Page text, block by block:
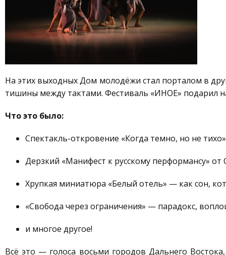
На этих выходных Дом молодёжи стал порталом в
тишины между тактами. Фестиваль «ИНОЕ» подарил
Что это было:
Спектакль-откровение «Когда темно, но не
Дерзкий «Манифест к русскому перформансу»
Хрупкая миниатюра «Белый отель» — как сон,
«Свобода через ограничения» — парадокс,
и многое другое!
Всё это — голоса восьми городов Дальнего